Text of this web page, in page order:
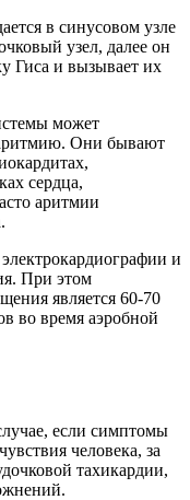
в синусовом узле
узел, далее он
Гиса и вызывает их
может
Они бывают
сердца,
аритмии
и
При этом
является 60-70
во время аэробной
если симптомы
человека, за
тахикардии,